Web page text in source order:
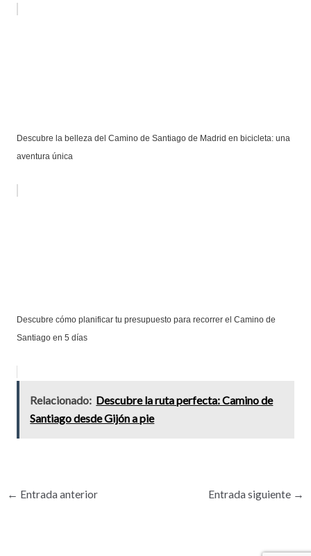
Descubre la belleza del Camino de Santiago de Madrid en bicicleta: una
aventura única
Descubre cómo planificar tu presupuesto para recorrer el Camino de
Santiago en 5 días
Relacionado: Descubre la ruta perfecta: Camino de
Santiago desde Gijón a pie
← Entrada anterior Entrada siguiente →